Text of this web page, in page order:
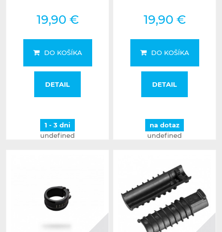
19,90 €
DO KOŠÍKA
DETAIL
1 - 3 dni
undefined
19,90 €
DO KOŠÍKA
DETAIL
na dotaz
undefined